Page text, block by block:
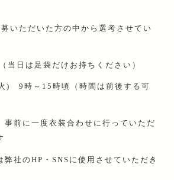
いただいた方の中から選考させてい
当日は足袋だけお持ちください）
) 9時～15時頃（時間は前後する可
事前に一度衣装合わせに行っていただ
弊社のHP・SNSに使用させていただき